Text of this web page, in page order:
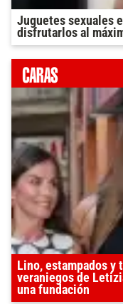
Juguetes sexuales
disfrutarlos al
Lino, estampados
veraniegos de
una fundación